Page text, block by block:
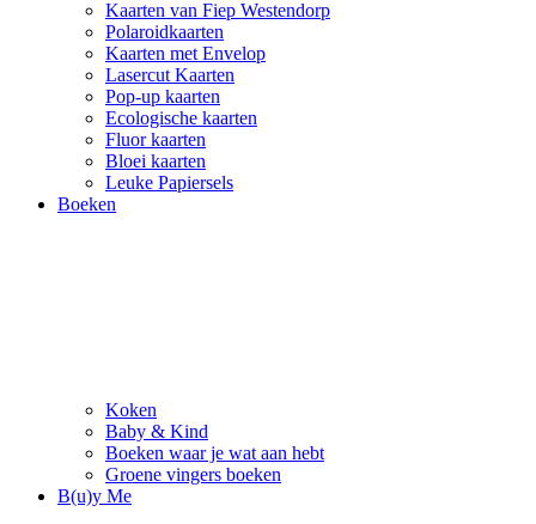
Kaarten van Fiep Westendorp
Polaroidkaarten
Kaarten met Envelop
Lasercut Kaarten
Pop-up kaarten
Ecologische kaarten
Fluor kaarten
Bloei kaarten
Leuke Papiersels
Boeken
Koken
Baby & Kind
Boeken waar je wat aan hebt
Groene vingers boeken
B(u)y Me